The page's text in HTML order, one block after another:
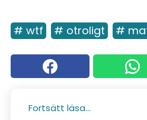
# wtf # otroligt #
Fortsätt läsa...